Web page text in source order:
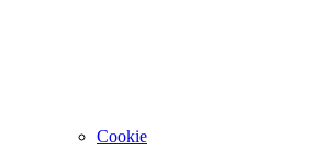
Cookie